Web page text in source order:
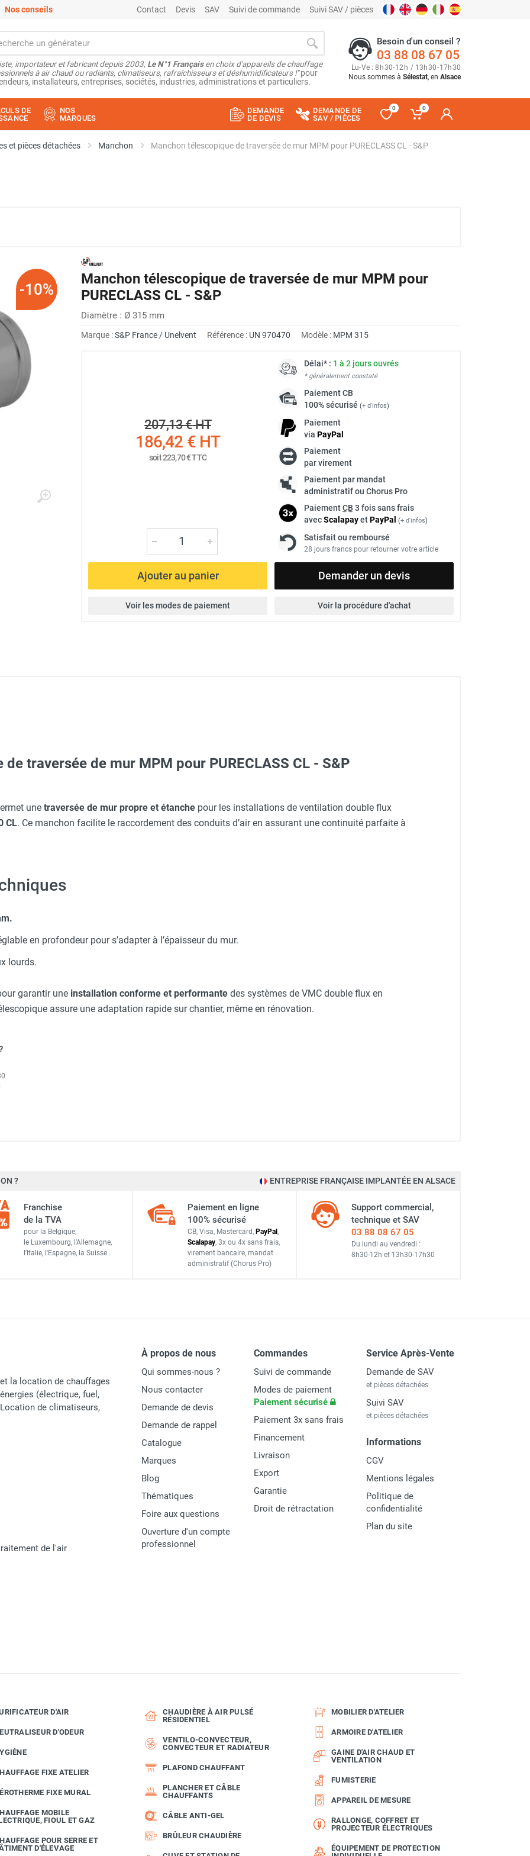
Nos conseils Contact Devis SAV Suivi de commande Suivi SAV / pièces
importateur et fabricant depuis 2003, Le N°1 Françaisen choix d'appareils de chauffage
à air chaud ou radiants, climatiseurs, rafraîchisseurs et déshumidificateurs !"pour
installateurs, entreprises, sociétés, industries, administrations et particuliers.
Besoin d'un conseil ?
03 88 08 67 05
Lu-Ve : 8h30-12h / 13h30-17h30
Nous sommes à Sélestat, en Alsace
DE
NOS
MARQUES
DEMANDE
DE DEVIS
DEMANDE DE
SAV / PIÈCES
0 0
et pièces détachées Manchon Manchon télescopique de traversée de mur MPM pour PURECLASS CL - S&P
-10%
Manchon télescopique de traversée de mur MPM pour
PURECLASS CL - S&P
Diamètre : Ø 315 mm
Marque :S&P France / Unelvent Référence : UN 970470 Modèle : MPM 315
207,13 €HT
186,42 €HT
soit223,70 €TTC
Délai* : 1 à 2 jours ouvrés
* généralement constaté
PaiementCB
100% sécurisé (+ d'infos)
Paiement
via PayPal
Paiement
par virement
Paiement par mandat
administratif ou Chorus Pro
PaiementCB 3 fois sans frais
avecScalapayetPayPal (+ d'infos)
Satisfait ou remboursé
28 jours francs pour retourner votre article
Ajouter au panier Demander un devis
Voir les modes de paiement Voir la procédure d'achat
PURECLASS 800 CL CP - S&P
PURECLASS 800 PH DI CO₂ CP - S&P
traversée de mur MPM pour PURECLASS CL - S&P
une traversée de mur propre et étanche pour les installations de ventilation double flux
CL. Ce manchon facilite le raccordement des conduits d’air en assurant une continuité parfaite à
en profondeur pour s’adapter à l’épaisseur du mur.
lourds.
garantir une installation conforme et performante des systèmes de VMC double flux en
assure une adaptation rapide sur chantier, même en rénovation.
S&P France / Unelvent
? ENTREPRISE FRANÇAISE IMPLANTÉE EN ALSACE
Franchise
de la TVA
pour la Belgique,
le Luxembourg, l'Allemagne,
l'Italie, l'Espagne, la Suisse…
Paiement en ligne
100% sécurisé
CB, Visa, Mastercard, PayPal ,
Scalapay, 3x ou 4x sans frais,
virement bancaire, mandat
administratif (Chorus Pro)
Support commercial,
technique et SAV
03 88 08 67 05
Du lundi au vendredi :
8h30-12h et 13h30-17h30
la location de chauffages
(électrique, fuel,
de climatiseurs,
de l'air
À propos de nous
Qui sommes-nous ?
Nous contacter
Demande de devis
Demande de rappel
Catalogue
Marques
Blog
Thématiques
Foire aux questions
Ouverture d'un compte
professionnel
Commandes
Suivi de commande
Modes de paiement
Paiement sécurisé
Paiement 3x sans frais
Financement
Livraison
Export
Garantie
Droit de rétractation
Service Après-Vente
Demande de SAV
et pièces détachées
Suivi SAV
et pièces détachées
Informations
CGV
Mentions légales
Politique de
confidentialité
Plan du site
D'AIR
D'ODEUR
FIXE ATELIER
FIXE MURAL
MOBILE
FIOUL ET GAZ
POUR SERRE ET
D'ÉLEVAGE
CHAUDIÈRE À AIR PULSÉ
RÉSIDENTIEL
VENTILO-CONVECTEUR,
CONVECTEUR ET RADIATEUR
PLAFOND CHAUFFANT
PLANCHER ET CÂBLE
CHAUFFANTS
CÂBLE ANTI-GEL
BRÛLEUR CHAUDIÈRE
MOBILIER D'ATELIER
ARMOIRE D'ATELIER
GAINE D'AIR CHAUD ET
VENTILATION
FUMISTERIE
APPAREIL DE MESURE
RALLONGE, COFFRET ET
PROJECTEUR ÉLECTRIQUES
ÉQUIPEMENT DE PROTECTION